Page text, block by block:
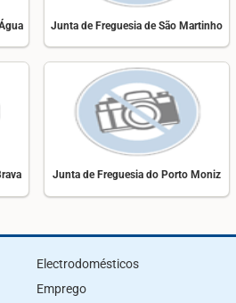
Junta de Freguesia de São Martinho
Junta de Freguesia do Porto Moniz
Electrodomésticos
Emprego